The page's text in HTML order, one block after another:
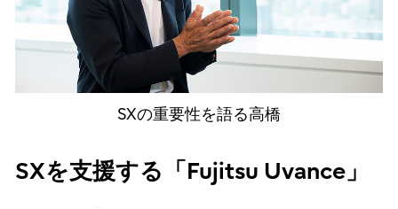
SXの重要性を語る高橋
SXを支援する「Fujitsu Uvance」